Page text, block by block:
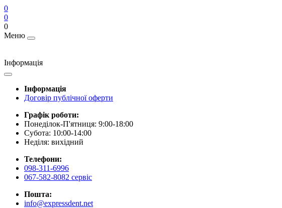
0
0
0
Меню
Інформація
Інформація
Договір публічної оферти
Графік роботи:
Понеділок-П'ятниця: 9:00-18:00
Субота: 10:00-14:00
Неділя: вихідний
Телефони:
098-311-6996
067-582-8082 сервіс
Пошта:
info@expressdent.net